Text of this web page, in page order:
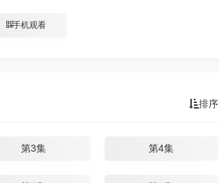
手机观看
排序
第3集 第4集